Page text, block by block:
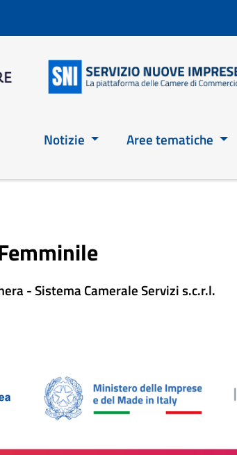
Notizie Aree tematiche
- Sistema Camerale Servizi s.c.r.l.